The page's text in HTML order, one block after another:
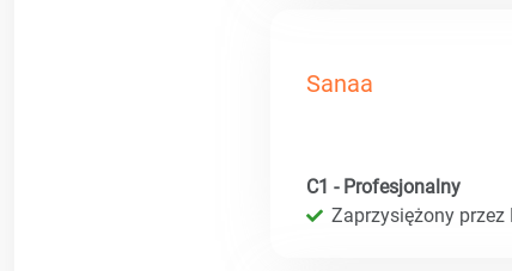
Sanaa
C1 - Profesjonalny
Zaprzysiężony przez